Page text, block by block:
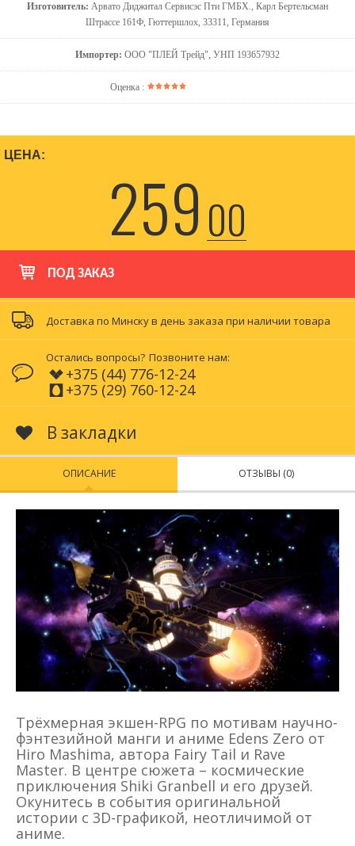
Изготовитель: Арвато Диджитал Сервисэс Пти ГМБХ., Карл Бертельсман
Штрассе 161Ф, Гюттершлох, 33311, Германия
Импортер: ООО "ПЛЕЙ Трейд", УНП 193657932
Оценка :
ЦЕНА:
25900
ПОД ЗАКАЗ
Доставка по Минску в день заказа при наличии товара
Остались вопросы? Позвоните нам:
+375 (44) 776-12-24
+375 (29) 760-12-24
В закладки
ОПИСАНИЕ ОТЗЫВЫ (0)
Трёхмерная экшен-RPG по мотивам научно-
фэнтезийной манги и аниме Edens Zero от
Hiro Mashima, автора Fairy Tail и Rave
Master. В центре сюжета – космические
приключения Shiki Granbell и его друзей.
Окунитесь в события оригинальной
истории с 3D-графикой, неотличимой от
аниме.